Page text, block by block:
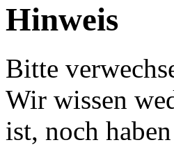
Hinweis
Bitte
Wir wissen
ist, noch